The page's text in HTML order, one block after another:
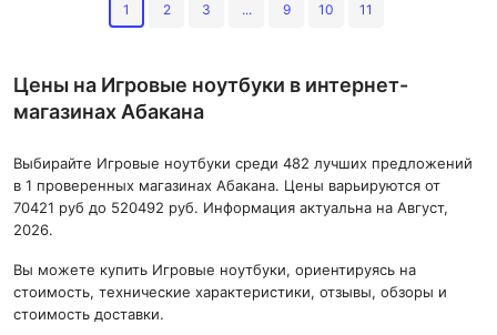
1 2 3 ... 9 10 11
Цены на Игровые ноутбуки в интернет-
магазинах Абакана
Выбирайте Игровые ноутбуки среди 482 лучших предложений
в 1 проверенных магазинах Абакана. Цены варьируются от
70421 руб до 520492 руб. Информация актуальна на Август,
2026.
Вы можете купить Игровые ноутбуки, ориентируясь на
стоимость, технические характеристики, отзывы, обзоры и
стоимость доставки.